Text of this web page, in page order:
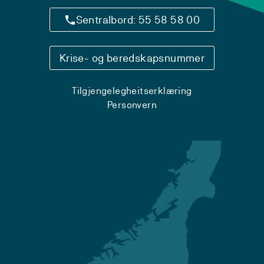
Sentralbord: 55 58 58 00
Krise- og beredskapsnummer
Tilgjengelegheitserklæring
Personvern